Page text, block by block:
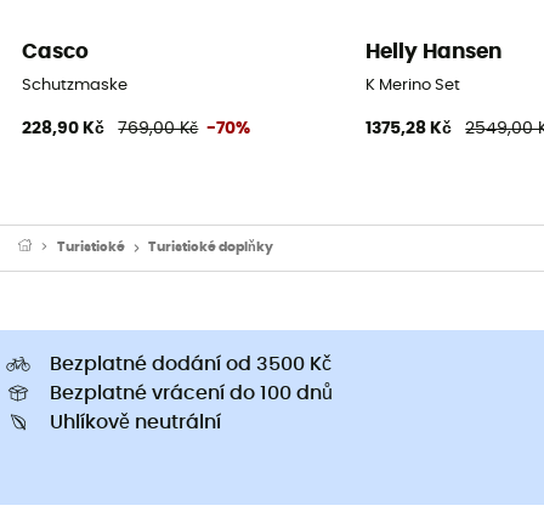
Casco
Schutzmaske
228,90 Kč 769,00 Kč -70%
Helly Hansen
K Merino Set
1375,28 Kč 2549,00
Turistické Turistické doplňky
Bezplatné dodání od 3500 Kč
Bezplatné vrácení do 100 dnů
Uhlíkově neutrální